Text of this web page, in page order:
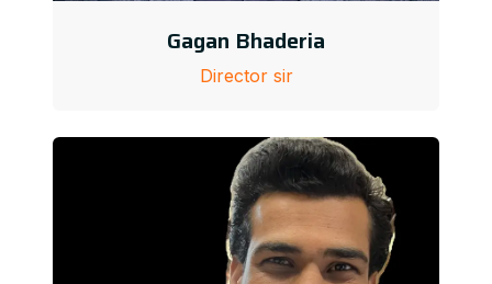
Gagan Bhaderia
Director sir